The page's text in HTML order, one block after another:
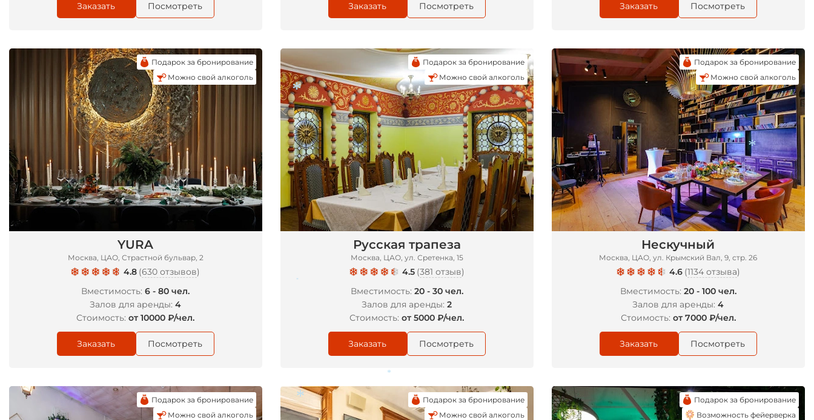
Заказать Посмотреть Заказать Посмотреть Заказать Посмотреть
YURA
Москва, ЦАО, Страстной бульвар, 2
4.8 (630 отзывов)
Вместимость:6 - 80 чел.
Залов для аренды:4
Стоимость:от 10000 ₽/чел.
Подарок за бронирование
Можно свой алкоголь
Заказать Посмотреть
Русская трапеза
Москва, ЦАО, ул. Сретенка, 15
4.5 (381 отзыв)
Вместимость: 20 - 30 чел.
Залов для аренды:2
Стоимость:от 5000 ₽/чел.
Подарок за бронирование
Можно свой алкоголь
Заказать Посмотреть
Нескучный
Москва, ЦАО, ул. Крымский Вал, 9, стр. 26
4.6 (1134 отзыва)
Вместимость: 20 - 100 чел.
Залов для аренды:4
Стоимость: от 7000 ₽/чел.
Подарок за бронирование
Можно свой алкоголь
Заказать Посмотреть
Подарок за бронирование
Можно свой алкоголь
Подарок за бронирование
Можно свой алкоголь
Подарок за бронирование
Возможность фейерверка
*
*
*